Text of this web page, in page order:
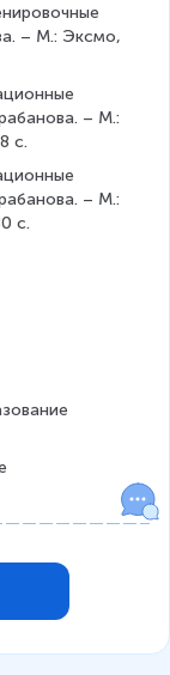
– М.: Эксмо,
– М.:
с.
– М.:
с.